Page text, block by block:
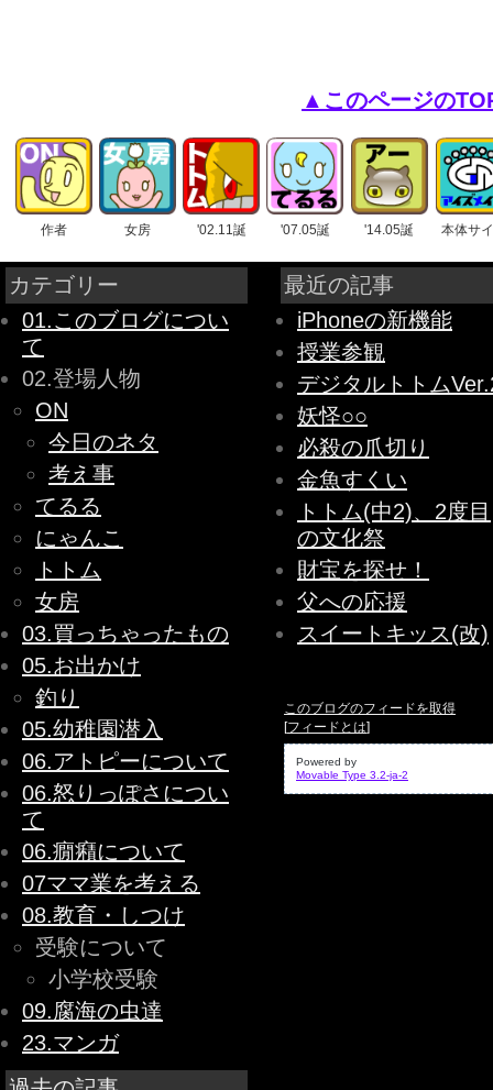
▲このページの
作者 女房 '02.11誕 '07.05誕 '14.05誕 本体サ
カテゴリー
01.このブログについ
て
02.登場人物
ON
今日のネタ
考え事
てるる
にゃんこ
トトム
女房
03.買っちゃったもの
05.お出かけ
釣り
05.幼稚園潜入
06.アトピーについて
06.怒りっぽさについ
て
06.癇癪について
07ママ業を考える
08.教育・しつけ
受験について
小学校受験
09.腐海の虫達
23.マンガ
最近の記事
iPhoneの新機能
授業参観
デジタルトトム
妖怪○○
必殺の爪切り
金魚すくい
トトム(中2)、2度目
の文化祭
財宝を探せ！
父への応援
スイートキッス(改)
このブログのフィードを取得
[フィードとは]
Powered by
Movable Type 3.2-ja-2